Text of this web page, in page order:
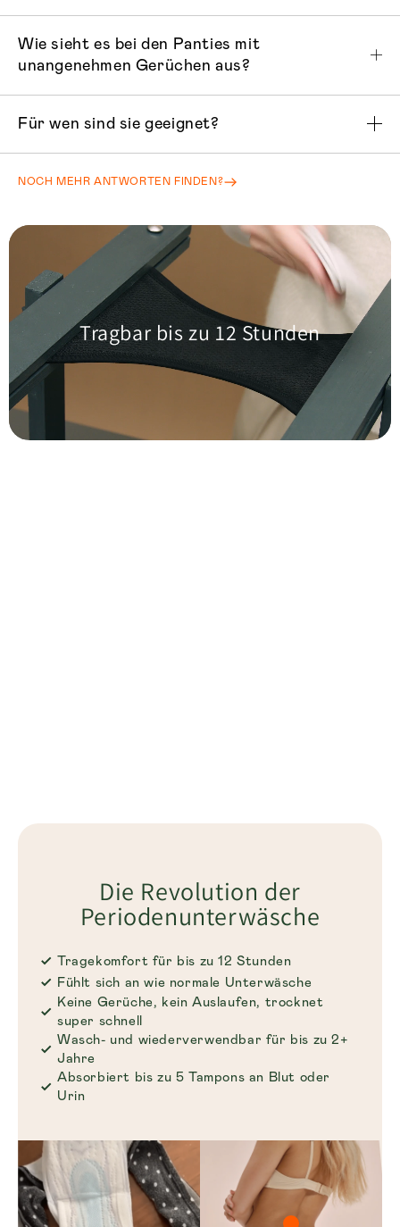
Wie sieht es bei den Panties mit
unangenehmen Gerüchen aus?
Für wen sind sie geeignet?
NOCH MEHR ANTWORTEN FINDEN?
Tragbar bis zu 12 Stunden
Die Revolution der
Periodenunterwäsche
Tragekomfort für bis zu 12 Stunden
Fühlt sich an wie normale Unterwäsche
Keine Gerüche, kein Auslaufen, trocknet
super schnell
Wasch- und wiederverwendbar für bis zu 2+
Jahre
Absorbiert bis zu 5 Tampons an Blut oder
Urin